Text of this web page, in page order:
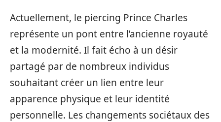
Actuellement, le piercing Prince Charles
représente un pont entre l’ancienne royauté
et la modernité. Il fait écho à un désir
partagé par de nombreux individus
souhaitant créer un lien entre leur
apparence physique et leur identité
personnelle. Les changements sociétaux des